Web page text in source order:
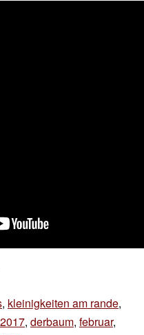
, kleinigkeiten am rande,
2017, derbaum, februar,